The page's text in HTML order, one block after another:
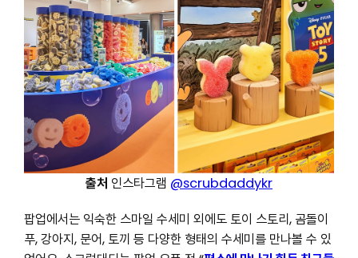
출처 인스타그램 @scrubdaddykr
팝업에서는 익숙한 스마일 수세미 외에도 토이 스토리, 곰돌이
푸, 강아지, 문어, 토끼 등 다양한 형태의 수세미를 만나볼 수 있